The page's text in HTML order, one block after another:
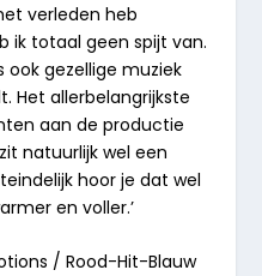
verleden heb
ik totaal geen spijt van.
ook gezellige muziek
Het allerbelangrijkste
aan de productie
natuurlijk wel een
hoor je dat wel
en voller.’
/ Rood-Hit-Blauw